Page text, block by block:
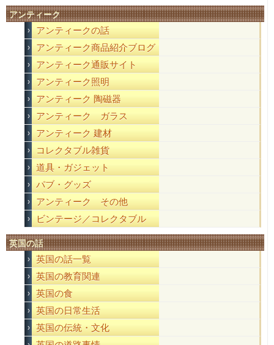
アンティーク
アンティークの話
アンティーク商品紹介ブログ
アンティーク通販サイト
アンティーク照明
アンティーク 陶磁器
アンティーク ガラス
アンティーク 建材
コレクタブル雑貨
道具・ガジェット
パブ・グッズ
アンティーク その他
ビンテージ／コレクタブル
英国の話
英国の話一覧
英国の教育関連
英国の食
英国の日常生活
英国の伝統・文化